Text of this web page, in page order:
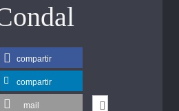
compartir
compartir
mail